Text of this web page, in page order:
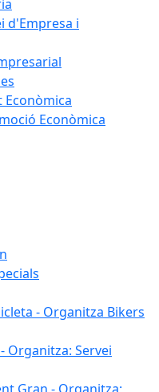
d'Empresa i
Econòmica
Econòmica
- Organitza Bikers
Organitza: Servei